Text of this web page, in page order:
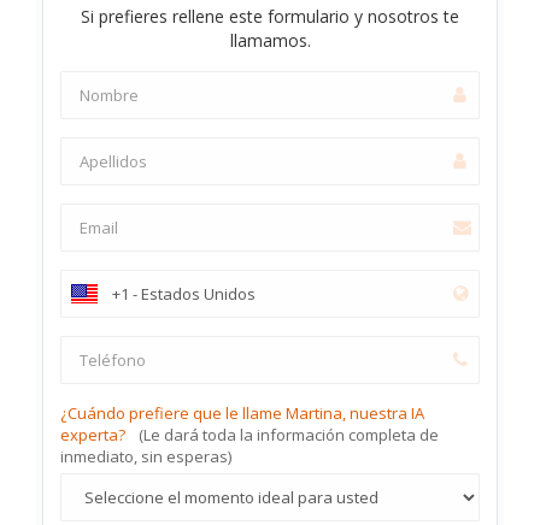
Si prefieres rellene este formulario y nosotros te
llamamos.
¿Cuándo prefiere que le llame Martina, nuestra IA
experta?
(Le dará toda la información completa de
inmediato, sin esperas)